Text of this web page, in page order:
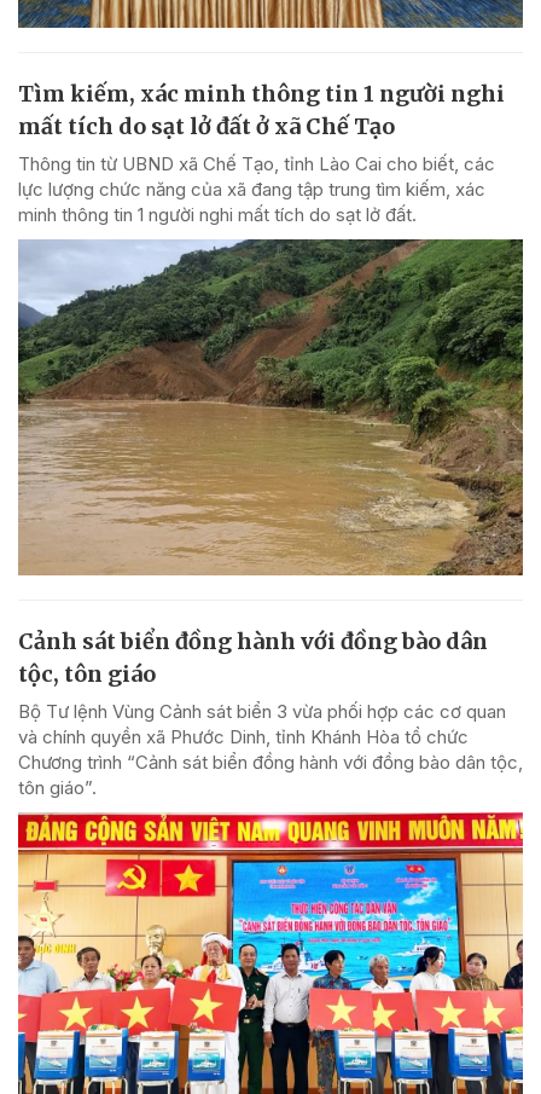
Tìm kiếm, xác minh thông tin 1 người nghi
mất tích do sạt lở đất ở xã Chế Tạo
Thông tin từ UBND xã Chế Tạo, tỉnh Lào Cai cho biết, các
lực lượng chức năng của xã đang tập trung tìm kiếm, xác
minh thông tin 1 người nghi mất tích do sạt lở đất.
Cảnh sát biển đồng hành với đồng bào dân
tộc, tôn giáo
Bộ Tư lệnh Vùng Cảnh sát biển 3 vừa phối hợp các cơ quan
và chính quyền xã Phước Dinh, tỉnh Khánh Hòa tổ chức
Chương trình “Cảnh sát biển đồng hành với đồng bào dân tộc,
tôn giáo”.